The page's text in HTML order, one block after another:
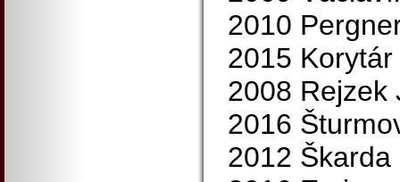
2010
2015
2008 Rejzek
2016
2012